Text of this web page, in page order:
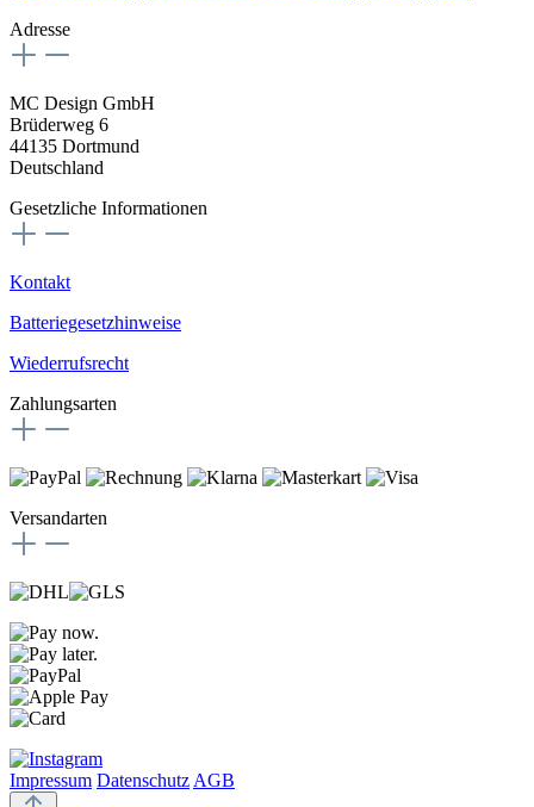
Adresse
MC Design GmbH
Brüderweg 6
44135 Dortmund
Deutschland
Gesetzliche Informationen
Kontakt
Batteriegesetzhinweise
Wiederrufsrecht
Zahlungsarten
Versandarten
Impressum Datenschutz AGB